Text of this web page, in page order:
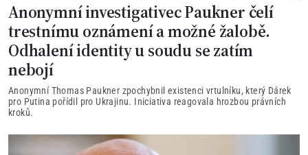
Anonymní investigativec Paukner čelí
trestnímu oznámení a možné žalobě.
Odhalení identity u soudu se zatím
nebojí
Anonymní Thomas Paukner zpochybnil existenci vrtulníku, který Dárek
pro Putina pořídil pro Ukrajinu. Iniciativa reagovala hrozbou právních
kroků.